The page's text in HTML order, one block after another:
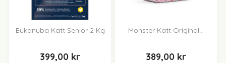
Eukanuba Katt Senior 2 Kg
399,00 kr
Monster Katt Original...
389,00 kr